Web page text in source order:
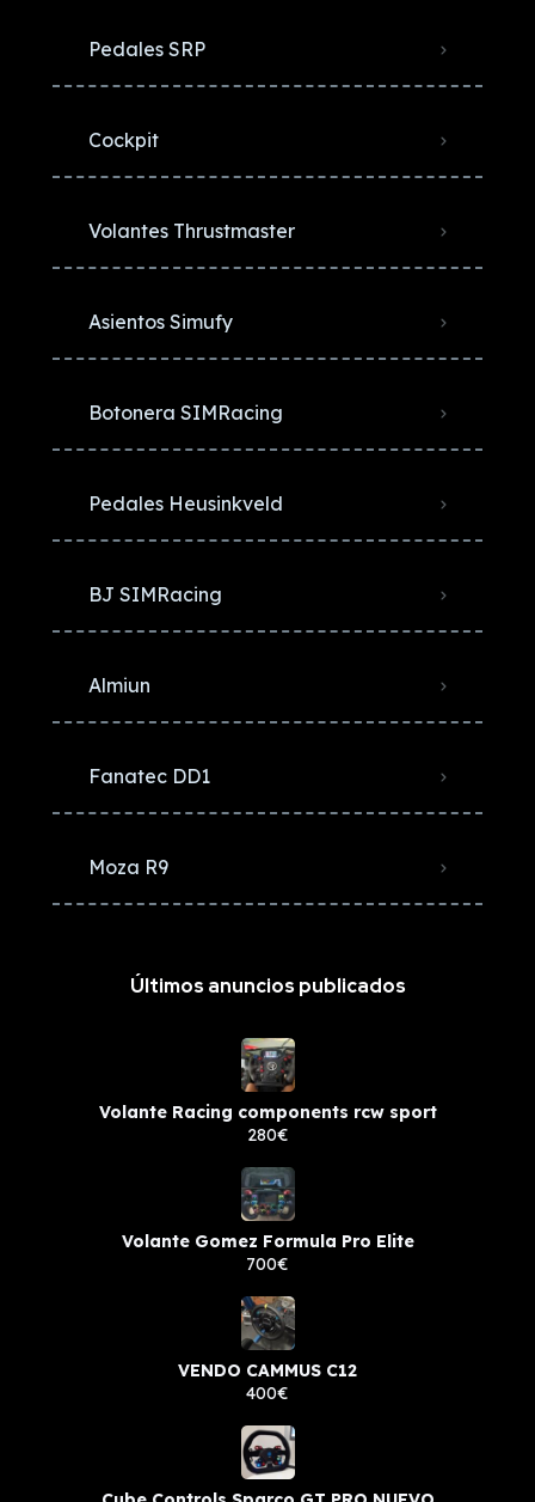
Pedales SRP
Cockpit
Volantes Thrustmaster
Asientos Simufy
Botonera SIMRacing
Pedales Heusinkveld
BJ SIMRacing
Almiun
Fanatec DD1
Moza R9
Últimos anuncios publicados
Volante Racing components rcw sport
280€
Volante Gomez Formula Pro Elite
700€
VENDO CAMMUS C12
400€